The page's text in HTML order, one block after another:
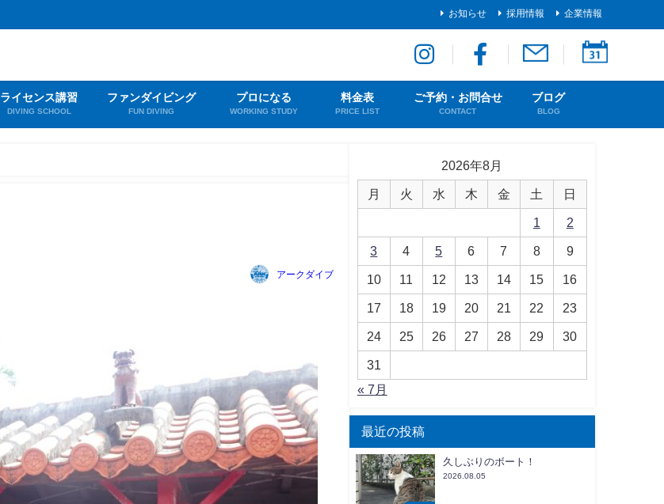
お知らせ 採用情報 企業情報
ライセンス講習
DIVING SCHOOL
ファンダイビング
FUN DIVING
プロになる
WORKING STUDY
料金表
PRICE LIST
ご予約・お問合せ
CONTACT
ブログ
BLOG
アークダイブ
2026年8月
月 火 水 木 金 土 日
1 2
3 4 5 6 7 8 9
10 11 12 13 14 15 16
17 18 19 20 21 22 23
24 25 26 27 28 29 30
31
« 7月
最近の投稿
久しぶりのボート！
2026.08.05